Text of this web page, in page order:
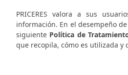
PRICERES valora a sus
información. En el desempeño
siguiente Política de
que recopila, cómo es utilizada y